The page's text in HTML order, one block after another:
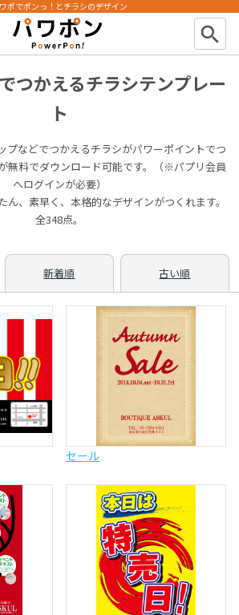
ポでポンっ！とチラシのデザイン
search
つかえるチラシテンプレー
ト
プなどでつかえるチラシがパワーポイントでつ
無料でダウンロード可能です。（※パプリ会員
へログインが必要）
ん、素早く、本格的なデザインがつくれます。
全348点。
新着順 古い順
セール